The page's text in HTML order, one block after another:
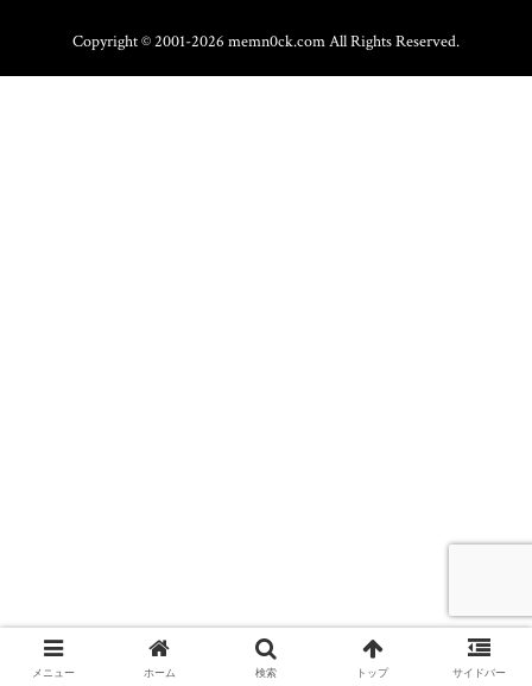
Copyright © 2001-2026 memn0ck.com All Rights Reserved.
メニュー ホーム 検索 トップ サイドバー